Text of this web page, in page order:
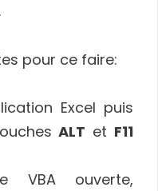
pour ce faire:
Excel puis
ALT et F11
VBA ouverte,